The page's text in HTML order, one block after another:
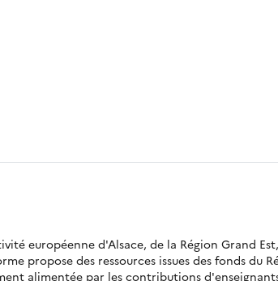
européenne d'Alsace, de la Région Grand
propose des ressources issues des fonds du
alimentée par les contributions